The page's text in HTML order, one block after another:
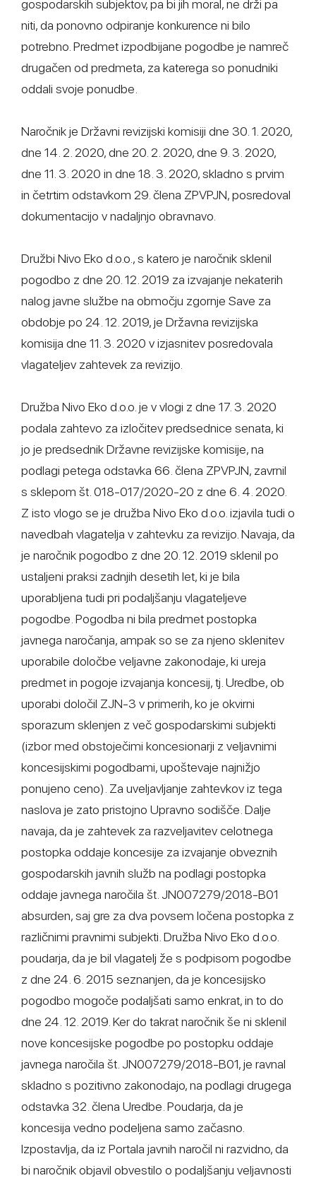
gospodarskih subjektov, pa bi jih moral, ne drži pa
niti, da ponovno odpiranje konkurence ni bilo
potrebno. Predmet izpodbijane pogodbe je namreč
drugačen od predmeta, za katerega so ponudniki
oddali svoje ponudbe.
Naročnik je Državni revizijski komisiji dne 30. 1. 2020,
dne 14. 2. 2020, dne 20. 2. 2020, dne 9. 3. 2020,
dne 11. 3. 2020 in dne 18. 3. 2020, skladno s prvim
in četrtim odstavkom 29. člena ZPVPJN, posredoval
dokumentacijo v nadaljnjo obravnavo.
Družbi Nivo Eko d.o.o., s katero je naročnik sklenil
pogodbo z dne 20. 12. 2019 za izvajanje nekaterih
nalog javne službe na območju zgornje Save za
obdobje po 24. 12. 2019, je Državna revizijska
komisija dne 11. 3. 2020 v izjasnitev posredovala
vlagateljev zahtevek za revizijo.
Družba Nivo Eko d.o.o. je v vlogi z dne 17. 3. 2020
podala zahtevo za izločitev predsednice senata, ki
jo je predsednik Državne revizijske komisije, na
podlagi petega odstavka 66. člena ZPVPJN, zavrnil
s sklepom št. 018-017/2020-20 z dne 6. 4. 2020.
Z isto vlogo se je družba Nivo Eko d.o.o. izjavila tudi o
navedbah vlagatelja v zahtevku za revizijo. Navaja, da
je naročnik pogodbo z dne 20. 12. 2019 sklenil po
ustaljeni praksi zadnjih desetih let, ki je bila
uporabljena tudi pri podaljšanju vlagateljeve
pogodbe. Pogodba ni bila predmet postopka
javnega naročanja, ampak so se za njeno sklenitev
uporabile določbe veljavne zakonodaje, ki ureja
predmet in pogoje izvajanja koncesij, tj. Uredbe, ob
uporabi določil ZJN-3 v primerih, ko je okvirni
sporazum sklenjen z več gospodarskimi subjekti
(izbor med obstoječimi koncesionarji z veljavnimi
koncesijskimi pogodbami, upoštevaje najnižjo
ponujeno ceno). Za uveljavljanje zahtevkov iz tega
naslova je zato pristojno Upravno sodišče. Dalje
navaja, da je zahtevek za razveljavitev celotnega
postopka oddaje koncesije za izvajanje obveznih
gospodarskih javnih služb na podlagi postopka
oddaje javnega naročila št. JN007279/2018-B01
absurden, saj gre za dva povsem ločena postopka z
različnimi pravnimi subjekti. Družba Nivo Eko d.o.o.
poudarja, da je bil vlagatelj že s podpisom pogodbe
z dne 24. 6. 2015 seznanjen, da je koncesijsko
pogodbo mogoče podaljšati samo enkrat, in to do
dne 24. 12. 2019. Ker do takrat naročnik še ni sklenil
nove koncesijske pogodbe po postopku oddaje
javnega naročila št. JN007279/2018-B01, je ravnal
skladno s pozitivno zakonodajo, na podlagi drugega
odstavka 32. člena Uredbe. Poudarja, da je
koncesija vedno podeljena samo začasno.
Izpostavlja, da iz Portala javnih naročil ni razvidno, da
bi naročnik objavil obvestilo o podaljšanju veljavnosti